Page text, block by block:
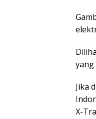
yang
Jika
X-